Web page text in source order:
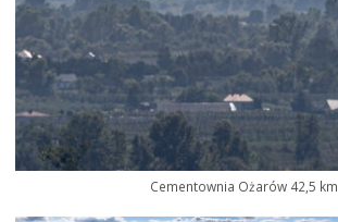
Cementownia Ożarów 42,5 km